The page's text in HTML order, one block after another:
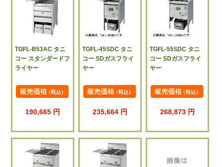
TGFL-B53AC タニ
コー スタンダードフ
ライヤー
190,665 円
TGFL-45SDC タニ
コー SDガスフライ
ヤー
235,664 円
TGFL-55SDC タニ
コー SDガスフライ
ヤー
268,873 円